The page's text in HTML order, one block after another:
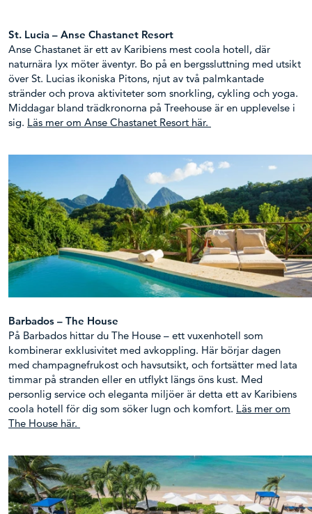
St. Lucia – Anse Chastanet Resort
Anse Chastanet är ett av Karibiens mest coola hotell, där
naturnära lyx möter äventyr. Bo på en bergssluttning med utsikt
över St. Lucias ikoniska Pitons, njut av två palmkantade
stränder och prova aktiviteter som snorkling, cykling och yoga.
Middagar bland trädkronorna på Treehouse är en upplevelse i
sig. Läs mer om Anse Chastanet Resort här.
Barbados – The House
På Barbados hittar du The House – ett vuxenhotell som
kombinerar exklusivitet med avkoppling. Här börjar dagen
med champagnefrukost och havsutsikt, och fortsätter med lata
timmar på stranden eller en utflykt längs öns kust. Med
personlig service och eleganta miljöer är detta ett av Karibiens
coola hotell för dig som söker lugn och komfort. Läs mer om
The House här.